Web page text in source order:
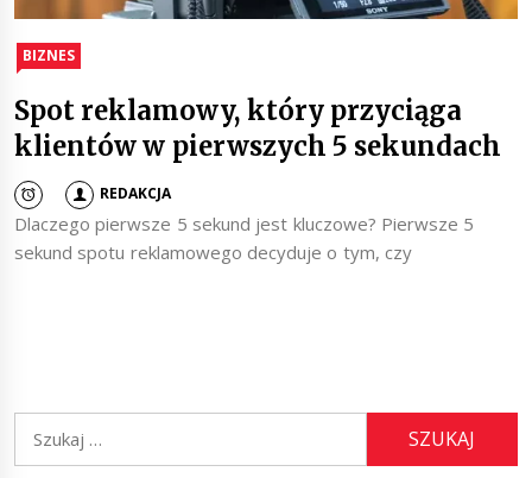
BIZNES
Spot reklamowy, który przyciąga
klientów w pierwszych 5 sekundach
REDAKCJA
Dlaczego pierwsze 5 sekund jest kluczowe? Pierwsze 5
sekund spotu reklamowego decyduje o tym, czy